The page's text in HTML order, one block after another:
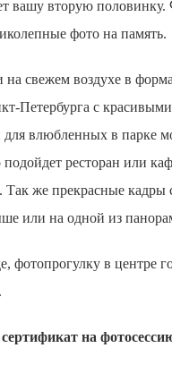
вашу вторую половинку.
фото на память.
свежем воздухе в
Петербурга с
для влюбленных в парке
подойдет ресторан или
Так же прекрасные кадры
или на одной из
фотопрогулку в центре
на